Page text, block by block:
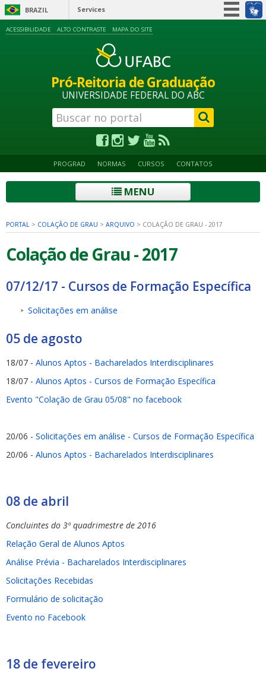
BRAZIL Services
Information access
Legislation
ACESSIBILIDADE ALTO CONTRASTE MAPA DO SITE
Pró-Reitoria de Graduação
UNIVERSIDADE FEDERAL DO ABC
PROGRAD NORMAS CURSOS CONTATOS
MENU
PORTAL > COLAÇÃO DE GRAU > ARQUIVO > COLAÇÃO DE GRAU - 2017
Colação de Grau - 2017
07/12/17 - Cursos de Formação Específica
Solicitações em análise
05 de agosto
18/07 - Alunos Aptos - Bacharelados Interdisciplinares
18/07 - Alunos Aptos - Cursos de Formação Específica
Evento "Colação de Grau 05/08" no facebook
20/06 - Solicitações em análise - Cursos de Formação Específica
20/06 - Alunos Aptos - Bacharelados Interdisciplinares
08 de abril
Concluintes do 3º quadrimestre de 2016
Relação Geral de Alunos Aptos
Análise Prévia - Bacharelados Interdisciplinares
Solicitações Recebidas
Formulário de solicitação
Evento no Facebook
18 de fevereiro